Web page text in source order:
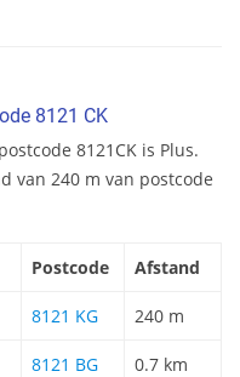
8121 CK
8121CK is Plus.
van 240 m van postcode
Postcode Afstand
8121 KG 240 m
8121 BG 0.7 km